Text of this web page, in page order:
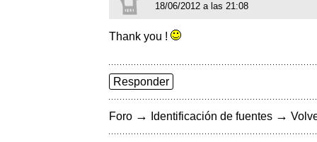
18/06/2012 a las 21:08
Thank you !
Responder
Foro → Identificación de fuentes →